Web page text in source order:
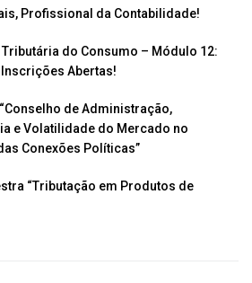
til
h
ar
Profissional da Contabilidade!
do Consumo – Módulo 12:
Abertas!
de Administração,
e Volatilidade do Mercado no
Conexões Políticas”
“Tributação em Produtos de